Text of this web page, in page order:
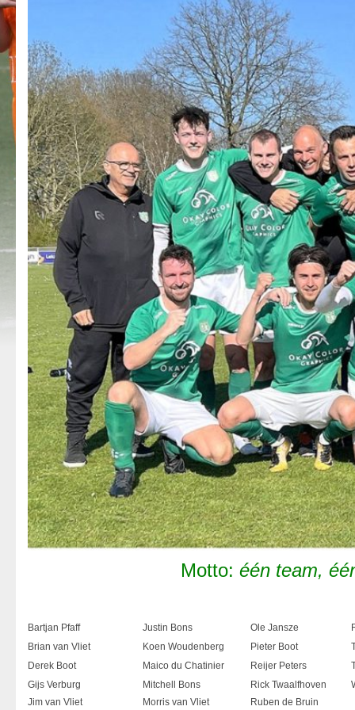
Motto: één team,
Bartjan Pfaff Justin Bons Ole Jansze
Brian van Vliet
Koen Woudenberg Pieter Boot
Derek Boot
Maico du Chatinier Reijer Peters
Gijs Verburg
Mitchell Bons Rick Twaalfhoven
Jim van Vliet
Morris van Vliet Ruben de Bruin